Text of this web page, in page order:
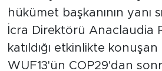
ortaklaşa düzenlendi. Çok
hükümet başkanının yanı
İcra Direktörü Anaclaudia
katıldığı etkinlikte konuşan